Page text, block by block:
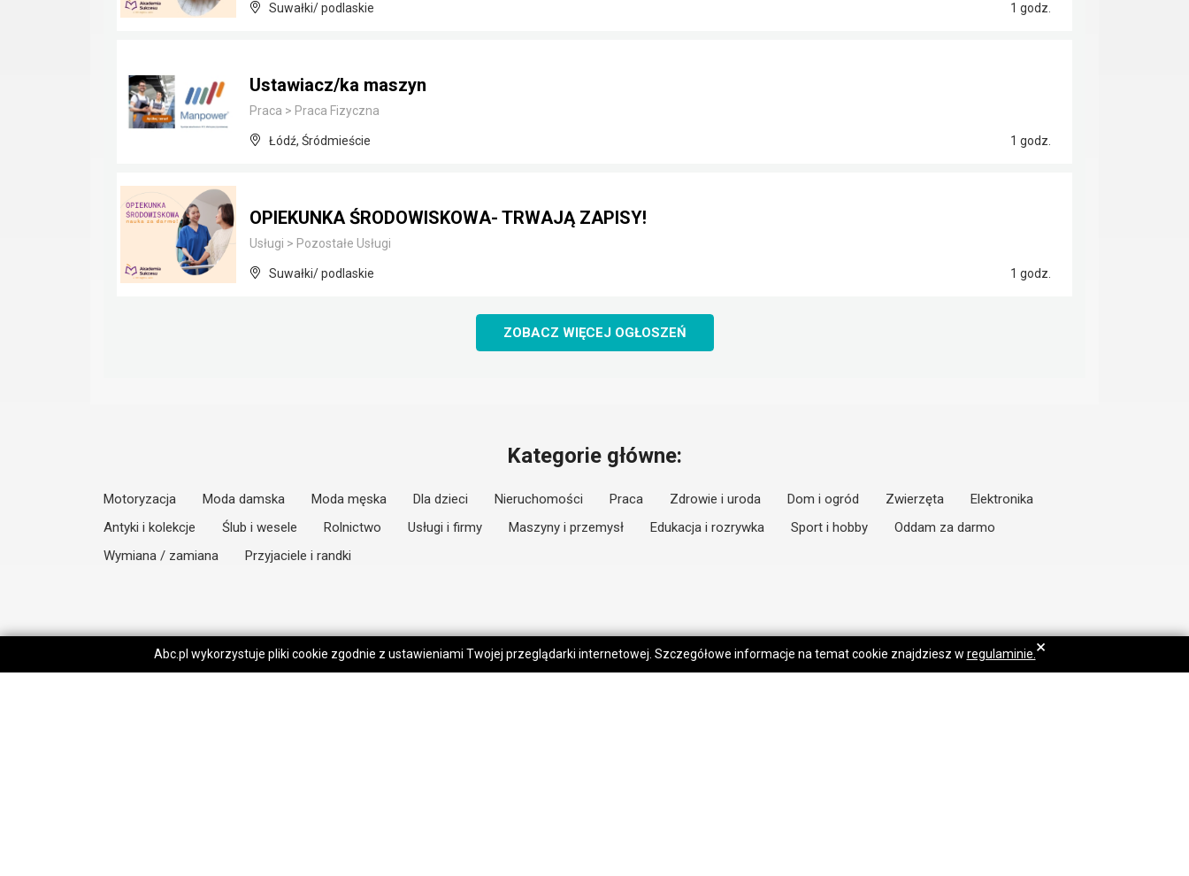
Suwałki/ podlaskie 1 godz.
Ustawiacz/ka maszyn
Praca > Praca Fizyczna
Łódź, Śródmieście 1 godz.
OPIEKUNKA ŚRODOWISKOWA- TRWAJĄ ZAPISY!
Usługi > Pozostałe Usługi
Suwałki/ podlaskie 1 godz.
ZOBACZ WIĘCEJ OGŁOSZEŃ
Kategorie główne:
Motoryzacja Moda damska Moda męska Dla dzieci Nieruchomości Praca Zdrowie i uroda Dom i ogród Zwierzęta
Elektronika
Antyki i kolekcje
Ślub i wesele Rolnictwo Usługi i firmy Maszyny i przemysł Edukacja i rozrywka Sport i hobby
Oddam za darmo
Wymiana / zamiana
Przyjaciele i randki
Abc.pl wykorzystuje pliki cookie zgodnie z ustawieniami Twojej przeglądarki internetowej. Szczegółowe informacje na temat cookie znajdziesz w regulaminie. ×